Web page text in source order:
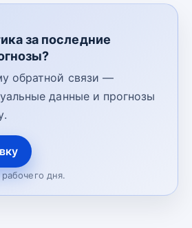
за последние
обратной связи —
данные и прогнозы
дня.